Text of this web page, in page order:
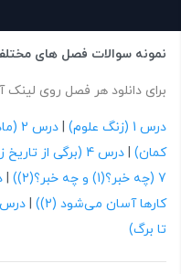
نمونه سوالات فصل های
برای دانلود هر فصل روی
درس 1 (زنگ علوم) | درس 2 (ماده تغییر می‌کند)
کمان) | درس 4 (برگی از تاریخ زمین)
7 (چه خبر؟(1) و چه خبر؟(2))
|
کارها آسان می‌شود (2))
| درس 11 (بکارید و بخورید)
تا برگ)